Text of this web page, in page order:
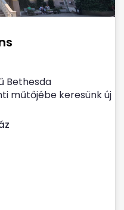
Bethesda
műtőjébe keresünk új